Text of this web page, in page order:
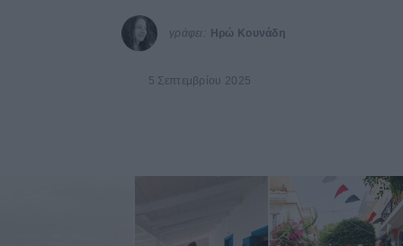
γράφει: Ηρώ Κουνάδη
5 Σεπτεμβρίου 2025